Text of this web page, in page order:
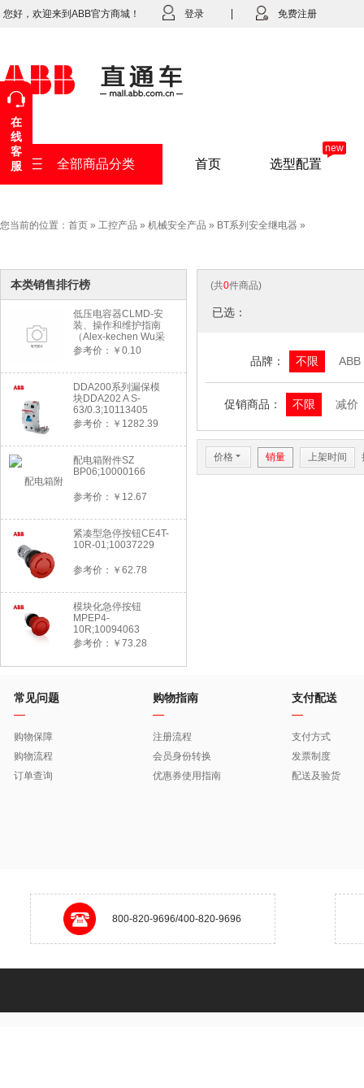
您好，欢迎来到ABB官方商城！ 登录 免费注册
全部商品分类 首页 选型配置
new
您当前的位置： 首页 » 工控产品 » 机械安全产品 » BT系列安全继电器 »
本类销售排行榜
低压电容器CLMD-安
装、操作和维护指南
（Alex-kechen Wu采
购）-2022年版
参考价：￥0.10
DDA200系列漏保模
块DDA202 A S-
63/0.3;10113405
参考价：￥1282.39
配电箱附件SZ
BP06;10000166
参考价：￥12.67
紧凑型急停按钮CE4T-
10R-01;10037229
参考价：￥62.78
模块化急停按钮
MPEP4-
10R;10094063
参考价：￥73.28
(共0件商品)
已选：
品牌： 不限 ABB
促销商品： 不限 减价
价格 6 销量 上架时间
常见问题
购物保障
购物流程
订单查询
购物指南
注册流程
会员身份转换
优惠券使用指南
支付配送
支付方式
发票制度
配送及验货
800-820-9696/400-820-9696
在
线
客
服